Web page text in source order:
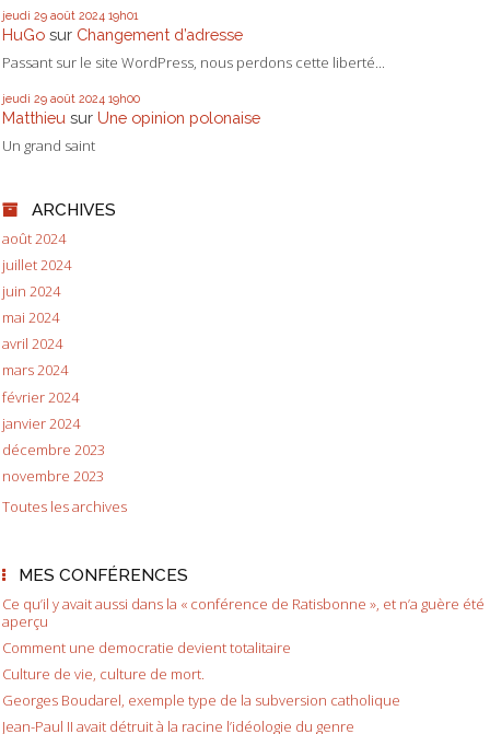
jeudi 29 août 2024 19h01
HuGo sur Changement d’adresse
Passant sur le site WordPress, nous perdons cette liberté...
jeudi 29 août 2024 19h00
Matthieu sur Une opinion polonaise
Un grand saint
ARCHIVES
août 2024
juillet 2024
juin 2024
mai 2024
avril 2024
mars 2024
février 2024
janvier 2024
décembre 2023
novembre 2023
Toutes les archives
MES CONFÉRENCES
Ce qu’il y avait aussi dans la « conférence de Ratisbonne », et n’a guère été
aperçu
Comment une democratie devient totalitaire
Culture de vie, culture de mort.
Georges Boudarel, exemple type de la subversion catholique
Jean-Paul II avait détruit à la racine l’idéologie du genre